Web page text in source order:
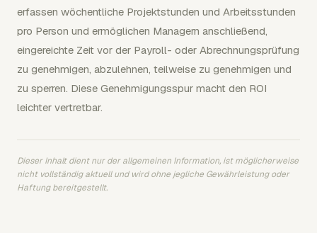
erfassen wöchentliche Projektstunden und Arbeitsstunden
pro Person und ermöglichen Managern anschließend,
eingereichte Zeit vor der Payroll- oder Abrechnungsprüfung
zu genehmigen, abzulehnen, teilweise zu genehmigen und
zu sperren. Diese Genehmigungsspur macht den ROI
leichter vertretbar.
Dieser Inhalt dient nur der allgemeinen Information, ist möglicherweise
nicht vollständig aktuell und wird ohne jegliche Gewährleistung oder
Haftung bereitgestellt.